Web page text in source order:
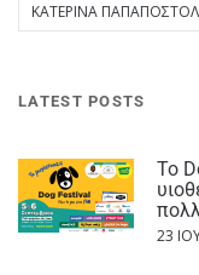
ΚΑΤΕΡΊΝΑ
LATEST POSTS
Το
23